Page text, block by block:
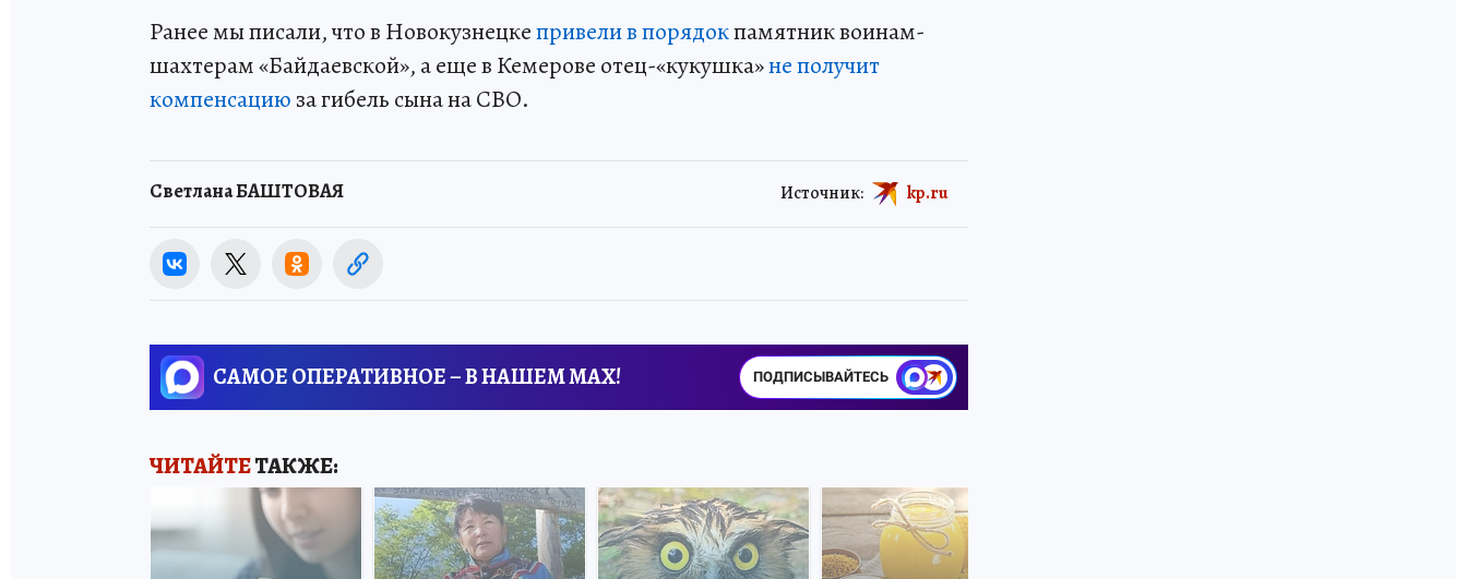
Ранее мы писали, что в Новокузнецкепривели в порядокпамятник воинам-
шахтерам «Байдаевской», а еще в Кемерове отец-«кукушка»не получит
компенсацию за гибель сына на СВО.
Светлана БАШТОВАЯ Источник: kp.ru
САМОЕ ОПЕРАТИВНОЕ – В НАШЕМ MAX! ПОДПИСЫВАЙТЕСЬ
ЧИТАЙТЕТАКЖЕ: